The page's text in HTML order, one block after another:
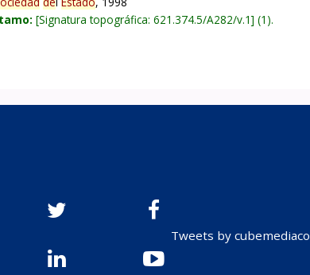
Signatura topográfica:621.374.5/A282/v.1 (1).
Tweets by cubemediaco